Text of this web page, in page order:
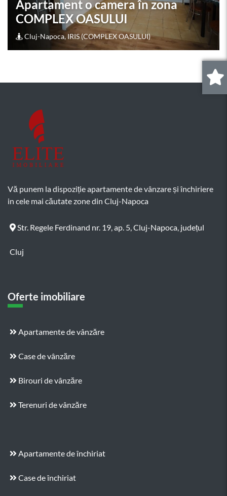
HERMES
Cluj-Napoca, GHEORGHENI (HERMES)
Vă punem la dispoziție apartamente de vânzare și închiriere
in cele mai căutate zone din Cluj-Napoca
Str. Regele Ferdinand nr. 19, ap. 5, Cluj-Napoca, județul
Cluj
Oferte imobiliare
Apartamente de vânzăre
Case de vânzăre
Birouri de vânzăre
Terenuri de vânzăre
Apartamente de închiriat
Case de închiriat